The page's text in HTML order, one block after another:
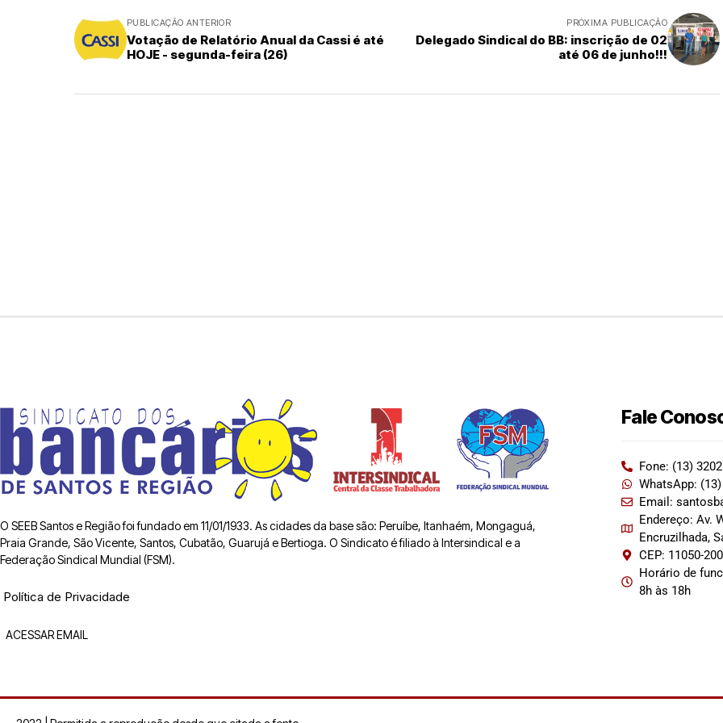
PUBLICAÇÃO ANTERIOR
Votação de Relatório Anual da Cassi é até
HOJE - segunda-feira (26)
PRÓXIMA PUBLICAÇÃO
Delegado Sindical do BB: inscrição de 02
até 06 de junho!!!
O SEEB Santos e Região foi fundado em 11/01/1933. As cidades da base são: Peruíbe, Itanhaém, Mongaguá,
Praia Grande, São Vicente, Santos, Cubatão, Guarujá e Bertioga. O Sindicato é filiado à Intersindical e a
Federação Sindical Mundial (FSM).
Política de Privacidade
ACESSAR EMAIL
Fale
Fone: (13)
WhatsApp:
Email:
Endereço: Av.
Encruzilhada,
CEP: 11050-200
Horário de
8h às 18h